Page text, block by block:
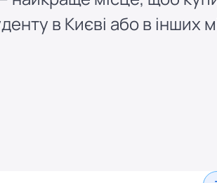
в Києві або в інших